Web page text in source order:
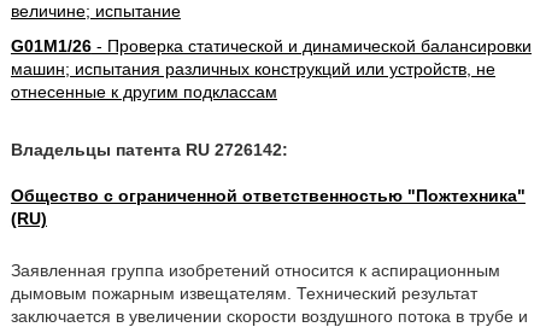
величине; испытание
G01M1/26- Проверка статической и динамической балансировки
машин; испытания различных конструкций или устройств, не
отнесенные к другим подклассам
Владельцы патента RU 2726142:
Общество с ограниченной ответственностью "Пожтехника"
(RU)
Заявленная группа изобретений относится к аспирационным
дымовым пожарным извещателям. Технический результат
заключается в увеличении скорости воздушного потока в трубе и